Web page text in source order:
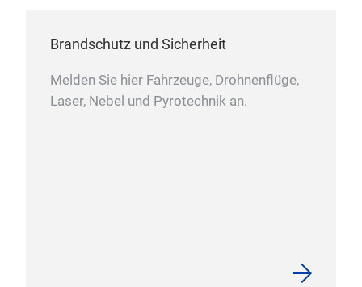
Brandschutz und Sicherheit
Melden Sie hier Fahrzeuge, Drohnenflüge,
Laser, Nebel und Pyrotechnik an.